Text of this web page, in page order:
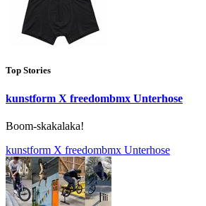
Top Stories
kunstform X freedombmx Unterhose
Boom-skakalaka!
kunstform X freedombmx Unterhose